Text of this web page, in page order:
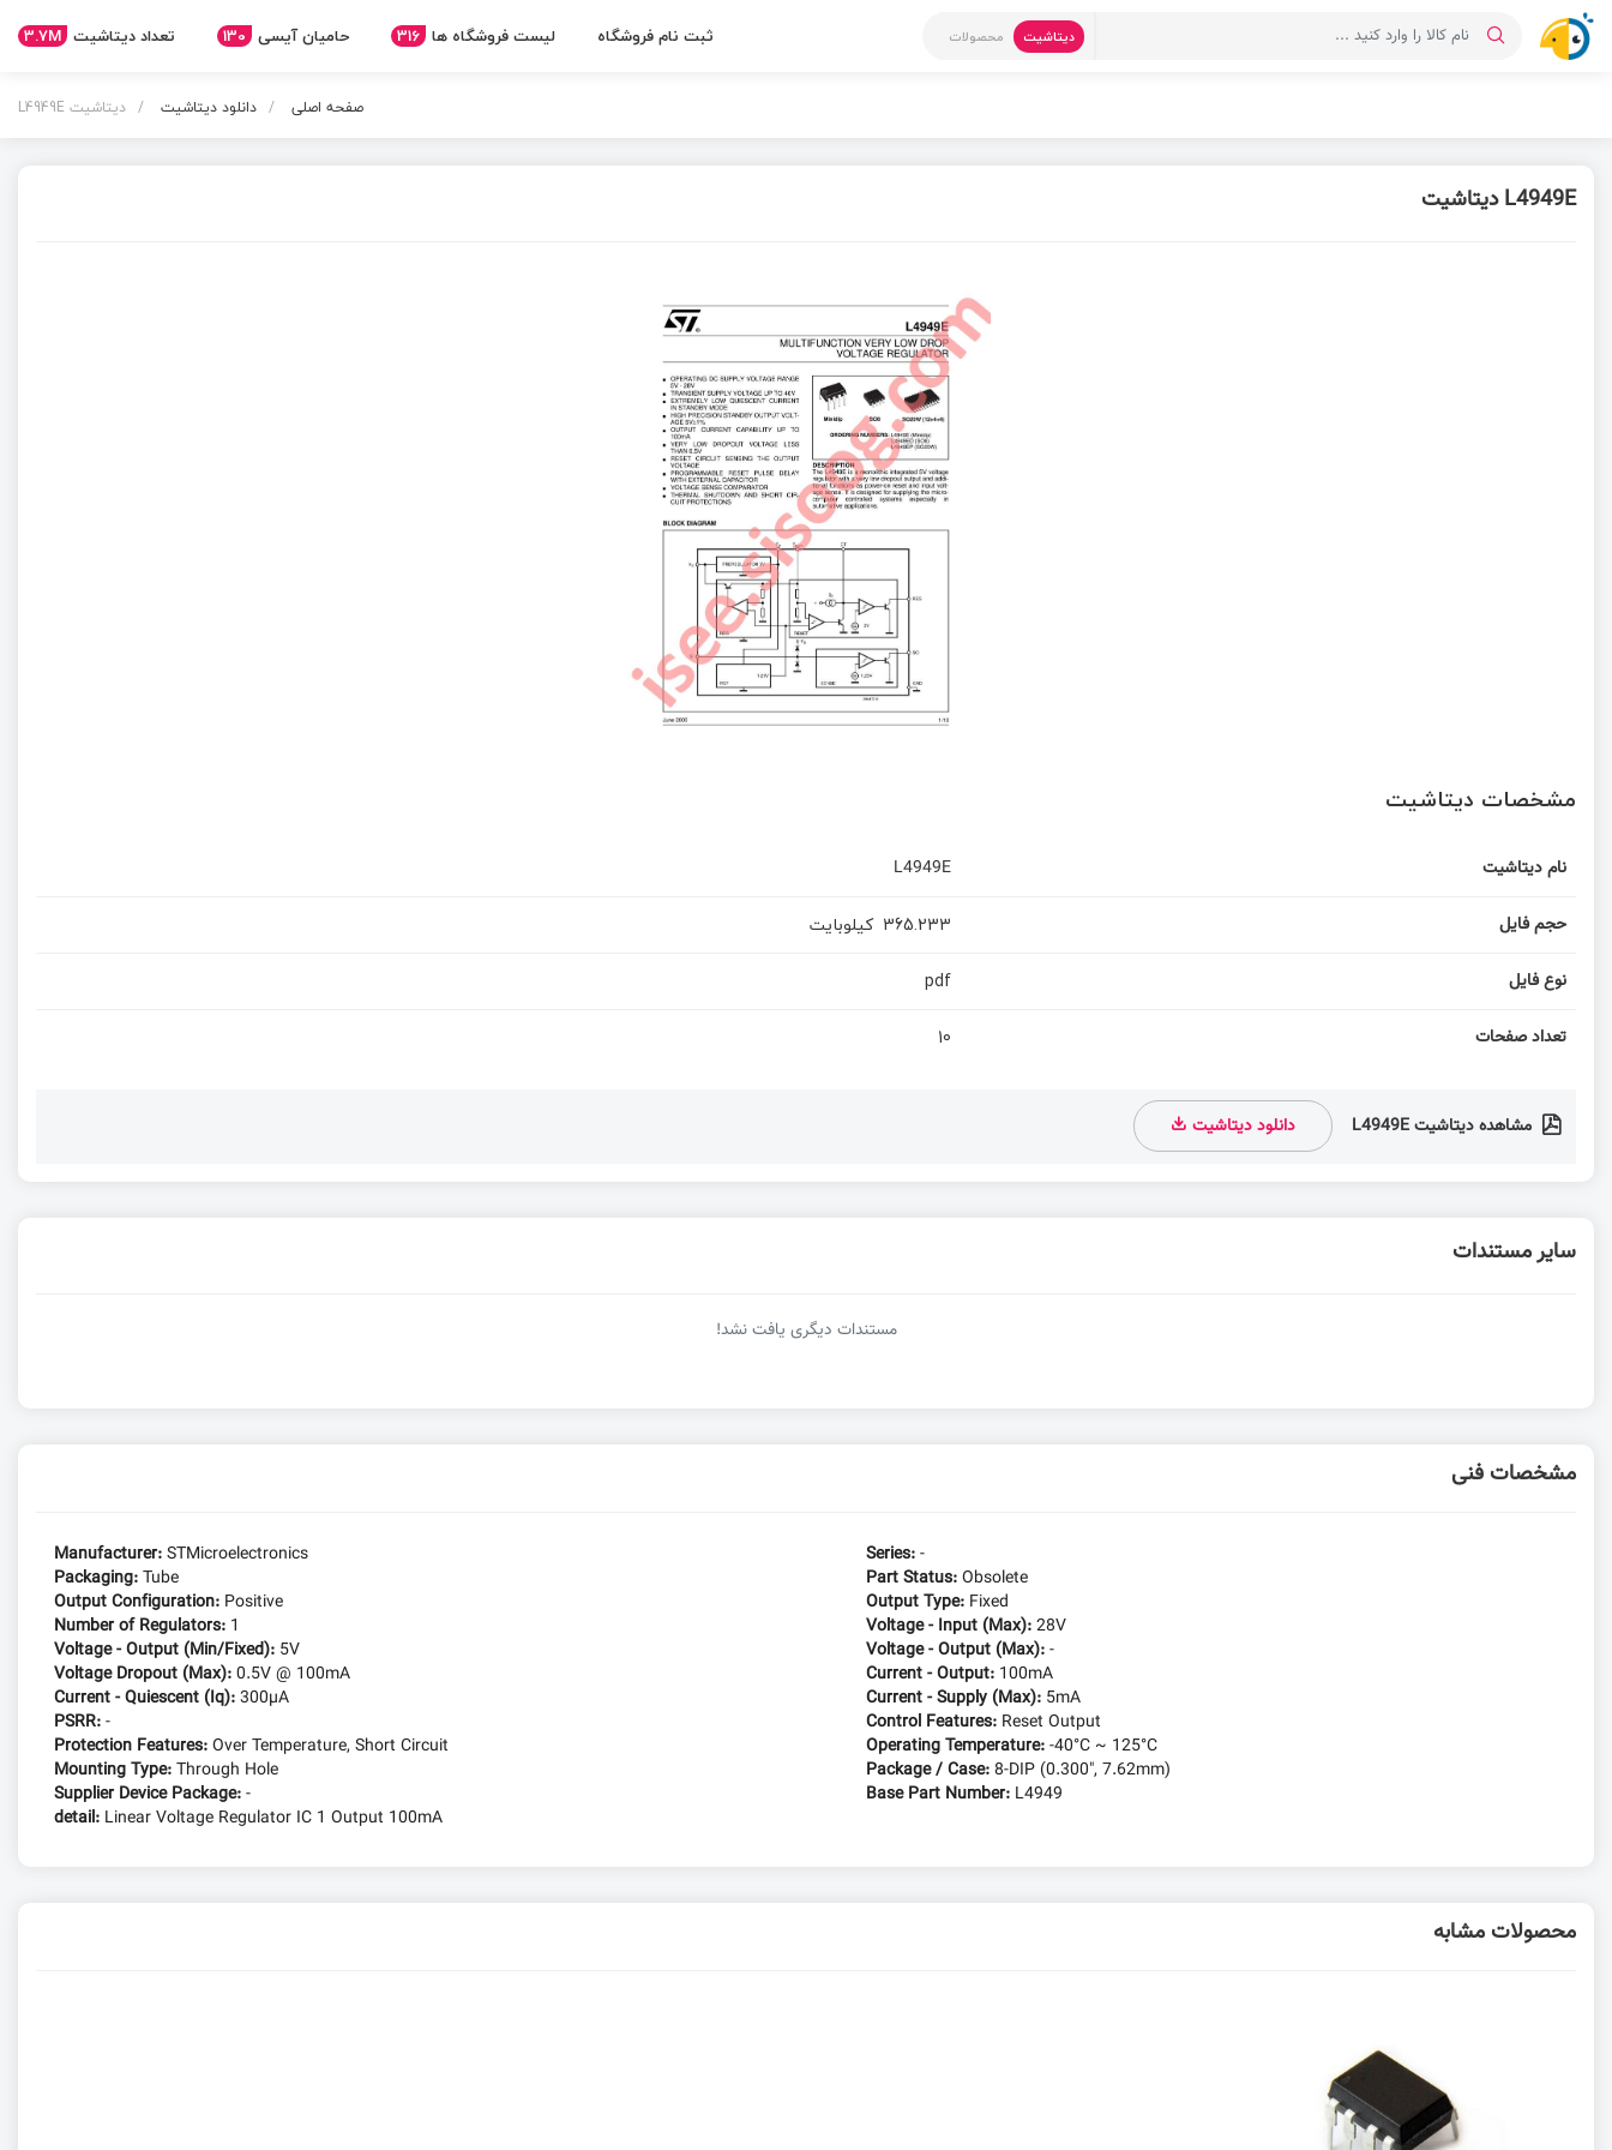
دیتاشیت محصولات ثبت نام فروشگاه لیست فروشگاه ها 316 حامیان آیسی 130 تعداد دیتاشیت 3.7M
صفحه اصلی دانلود دیتاشیت دیتاشیت L4949E
L4949E دیتاشیت
مشخصات دیتاشیت
نام دیتاشیت L4949E
حجم فایل 365.233 کیلوبایت
نوع فایل pdf
تعداد صفحات 10
مشاهده دیتاشیت L4949E دانلود دیتاشیت
سایر مستندات
مستندات دیگری یافت نشد!
مشخصات فنی
Manufacturer:STMicroelectronics Series:-
Packaging:Tube Part Status:Obsolete
Output Configuration: Positive Output Type: Fixed
Number of Regulators: 1 Voltage - Input (Max):28V
Voltage - Output (Min/Fixed): 5V Voltage - Output (Max):-
Voltage Dropout (Max):0.5V @ 100mA Current - Output: 100mA
Current - Quiescent (Iq):300µA Current - Supply (Max): 5mA
PSRR:- Control Features: Reset Output
Protection Features:Over Temperature, Short Circuit Operating Temperature:-40°C ~ 125°C
Mounting Type:Through Hole Package / Case:8-DIP (0.300", 7.62mm)
Supplier Device Package:- Base Part Number: L4949
detail: Linear Voltage Regulator IC 1 Output 100mA
محصولات مشابه